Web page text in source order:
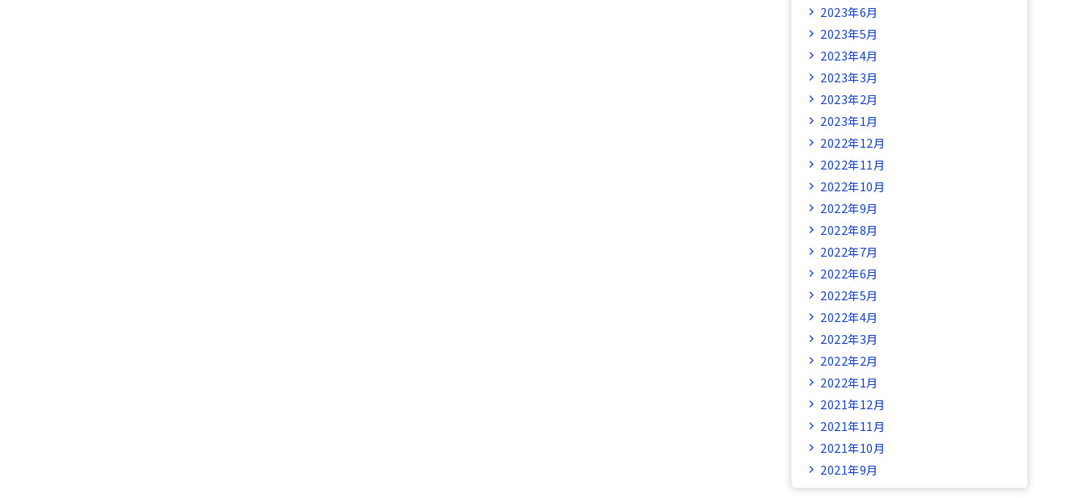
2023年6月
2023年5月
2023年4月
2023年3月
2023年2月
2023年1月
2022年12月
2022年11月
2022年10月
2022年9月
2022年8月
2022年7月
2022年6月
2022年5月
2022年4月
2022年3月
2022年2月
2022年1月
2021年12月
2021年11月
2021年10月
2021年9月